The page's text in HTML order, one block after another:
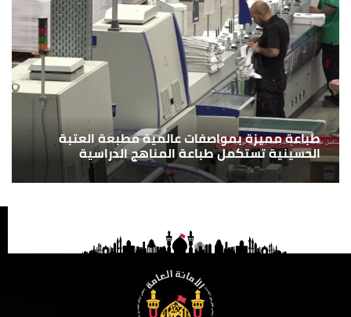
طباعة مميزة بمواصفات عالمية مطبعة العتبة
الحسينية تستكمل طباعة المناهج الدراسية